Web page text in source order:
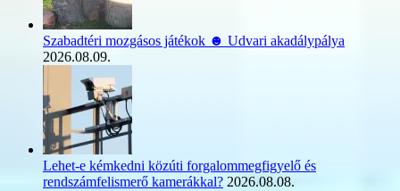
Szabadtéri mozgásos játékok ☻ Udvari akadálypálya
2026.08.09.
Lehet-e kémkedni közúti forgalommegfigyelő és
rendszámfelismerő kamerákkal? 2026.08.08.